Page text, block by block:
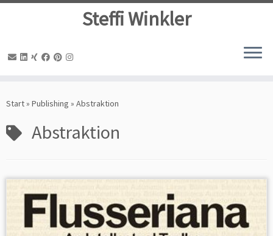
Inhalt
Steffi Winkler
Start» Publishing » Abstraktion
Abstraktion